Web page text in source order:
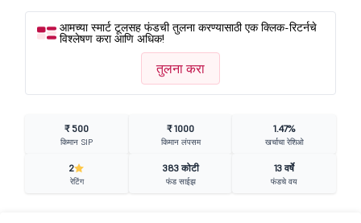
आमच्या स्मार्ट टूलसह फंडची तुलना करण्यासाठी एक क्लिक-रिटर्नचे
विश्लेषण करा आणि अधिक!
तुलना करा
₹ 500
किमान SIP
₹ 1000
किमान लंपसम
1.47%
खर्चाचा रेशिओ
2
रेटिंग
383 कोटी
फंड साईझ
13 वर्षे
फंडचे वय